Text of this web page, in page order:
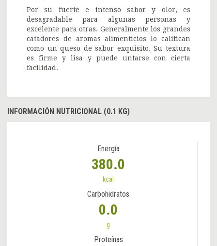
Por su fuerte e intenso sabor y olor, es
desagradable para algunas personas y
excelente para otras. Generalmente los grandes
catadores de aromas alimenticios lo califican
como un queso de sabor exquisito. Su textura
es firme y lisa y puede untarse con cierta
facilidad.
INFORMACIÓN NUTRICIONAL (0.1 KG)
Energía
380.0
kcal
Carbohidratos
0.0
g
Proteínas